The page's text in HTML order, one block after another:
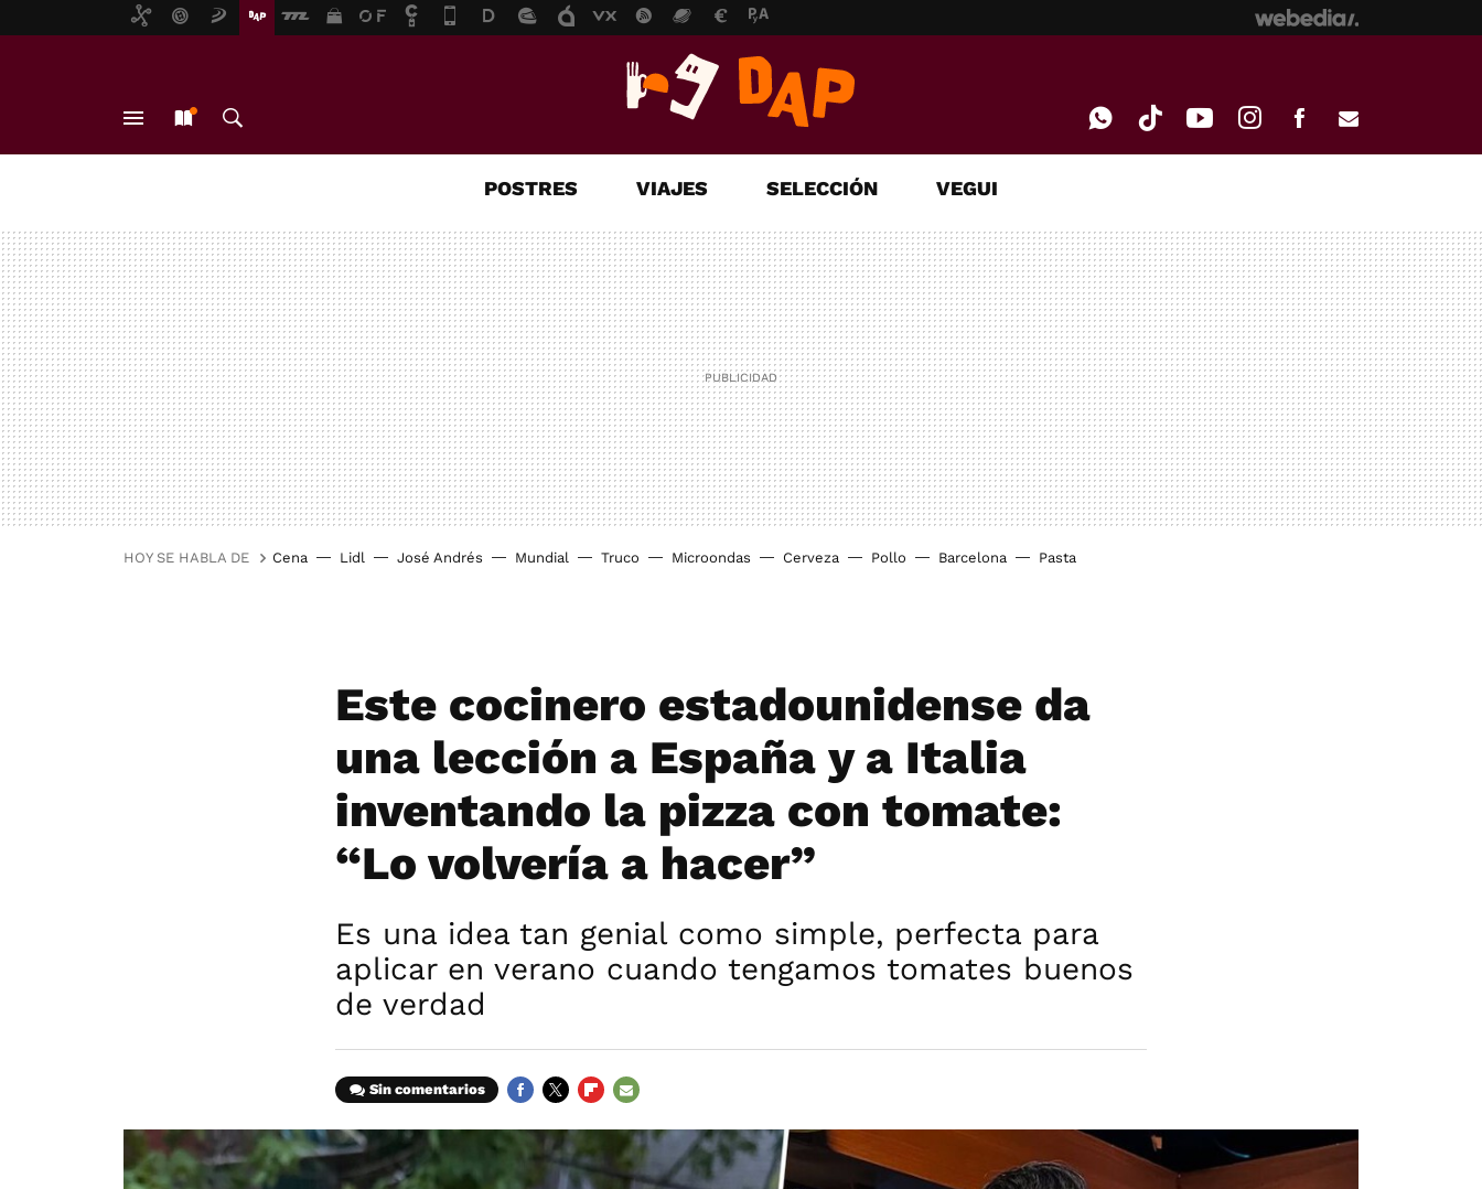
MAIL
POSTRES VIAJES SELECCIÓN VEGUI
HOY SE HABLA DE Cena Lidl José Andrés Mundial Truco Microondas Cerveza Pollo Barcelona Pasta
Este cocinero estadounidense da
una lección a España y a Italia
inventando la pizza con tomate:
“Lo volvería a hacer”
Es una idea tan genial como simple, perfecta para
aplicar en verano cuando tengamos tomates buenos
de verdad
Sin comentarios
MAIL